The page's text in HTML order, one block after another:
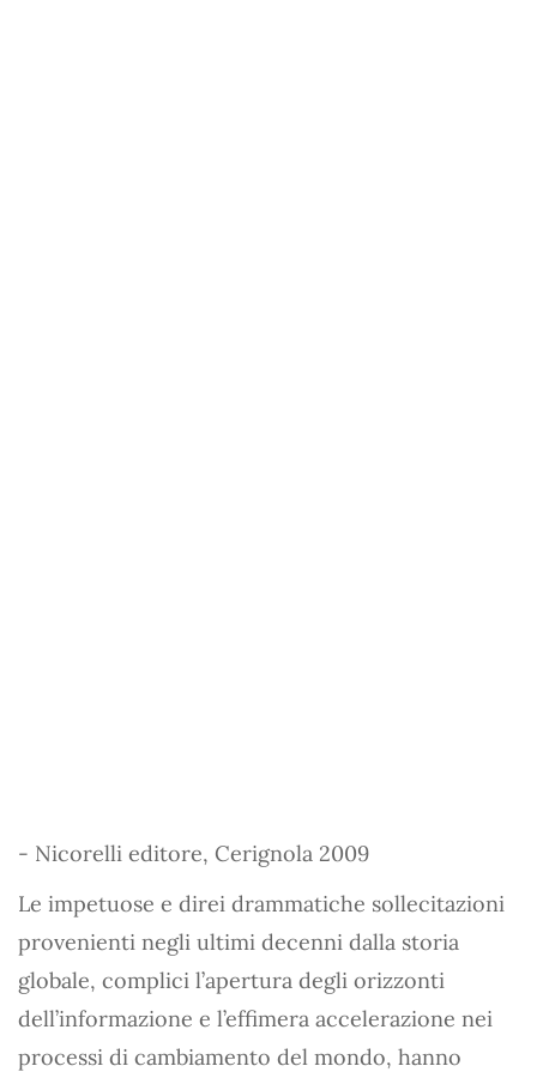
- Nicorelli editore, Cerignola 2009
Le impetuose e direi drammatiche sollecitazioni
provenienti negli ultimi decenni dalla storia
globale, complici l’apertura degli orizzonti
dell’informazione e l’effimera accelerazione nei
processi di cambiamento del mondo, hanno